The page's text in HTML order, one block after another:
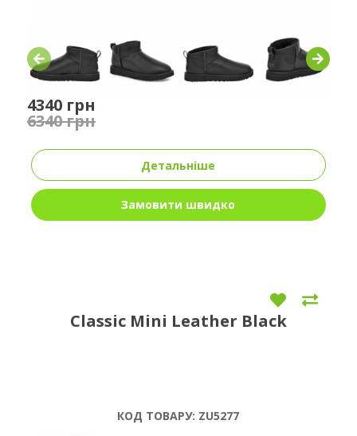
4340 грн
6340 грн
Детальніше
Замовити швидко
Classic Mini Leather Black
КОД ТОВАРУ: ZU5277